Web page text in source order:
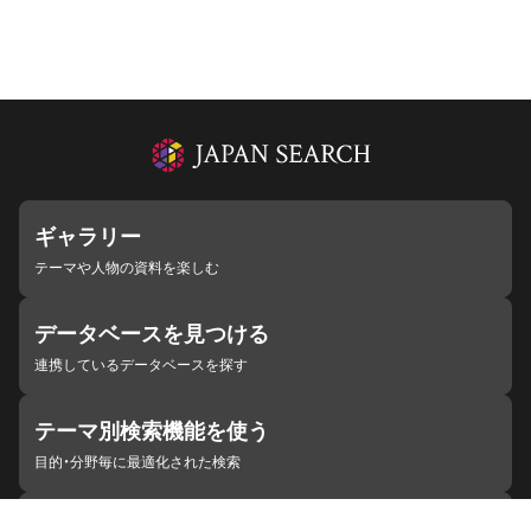
ギャラリー
テーマや人物の資料を楽しむ
データベースを見つける
連携しているデータベースを探す
テーマ別検索機能を使う
目的・分野毎に最適化された検索